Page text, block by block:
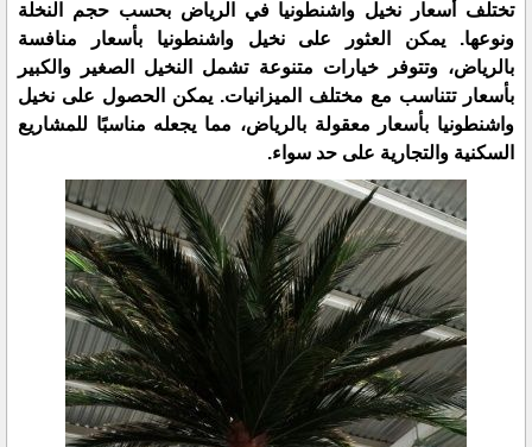
تختلف أسعار نخيل واشنطونيا في الرياض بحسب حجم النخلة
ونوعها. يمكن العثور على نخيل واشنطونيا بأسعار منافسة
بالرياض، وتتوفر خيارات متنوعة تشمل النخيل الصغير والكبير
بأسعار تتناسب مع مختلف الميزانيات. يمكن الحصول على نخيل
واشنطونيا بأسعار معقولة بالرياض، مما يجعله مناسبًا للمشاريع
السكنية والتجارية على حد سواء.